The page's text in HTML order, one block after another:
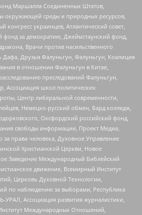
Маршалла Соединенных Штатов,
окружающей среды и природных ресурсов,
конгресс украинцев, Атлантический совет,
фонд за демократию, Джеймстаунский фонд,
Врачи против насильственного
Дафа, Друзья Фалуньгун, Фалуньгун, Коалиция
в отношении Фалуньгун в Китае,
преследований Фалуньгун,
Ассоциация школ политических
Центр либеральной современности,
Немецко-русский обмен, Бард колледж,
Оксфордский российский фонд,
свободы информации, Проект Медиа,
за права человека, Духовное Управление
Христианской Церкви, Новое
Заведение Международный Библейский
движение, Всемирный Институт
Церковь Духовной Технологии,
по наблюдению за выборами, Республика
Ассоциация развития журналистики,
Международных Отношений,